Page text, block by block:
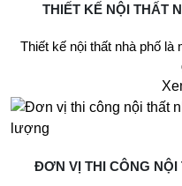
THIẾT KẾ NỘI THẤT
Thiết kế nội thất nhà phố là
ĐƠN VỊ THI CÔNG NỘI